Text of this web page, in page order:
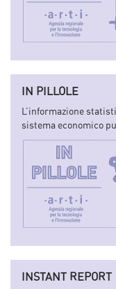
IN PILLOLE
L’informazione
sistema economico
INSTANT REPORT